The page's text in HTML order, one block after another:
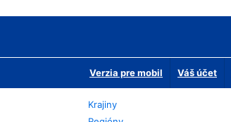
Verzia pre mobil Váš účet
Krajiny